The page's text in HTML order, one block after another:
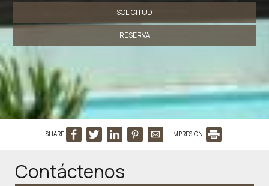
SOLICITUD
RESERVA
SHARE IMPRESIÓN
Contáctenos